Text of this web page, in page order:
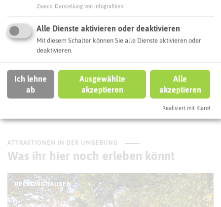
Interaktive Karte
Routenplanung zum Ziel:
ÖPNV-Route finden
ATTRAKTIONEN IN DER UMGEBUNG
Was ihr hier noch erleben könnt
RECKLINGHAUSEN
Zweck Darstellung von Infografiken
Alle Dienste aktivieren oder deaktivieren
Mit diesem Schalter können Sie alle Dienste aktivieren oder
deaktivieren.
Ich lehne
ab
Ausgewählte
akzeptieren
Alle
akzeptieren
Realisiert mit Klaro!